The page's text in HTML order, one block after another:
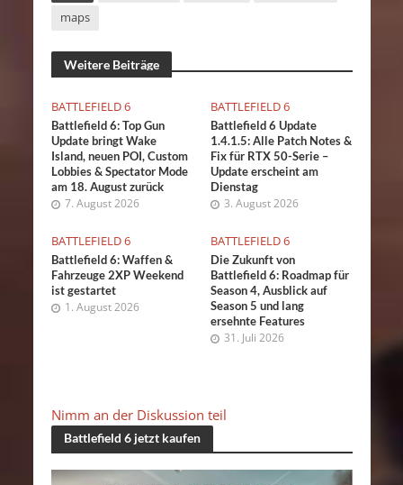
maps
Weitere Beiträge
BATTLEFIELD 6
Battlefield 6: Top Gun
Update bringt Wake
Island, neuen POI, Custom
Lobbies & Spectator Mode
am 18. August zurück
7. August 2026
BATTLEFIELD 6
Battlefield 6 Update
1.4.1.5: Alle Patch Notes &
Fix für RTX 50-Serie –
Update erscheint am
Dienstag
3. August 2026
BATTLEFIELD 6
Battlefield 6: Waffen &
Fahrzeuge 2XP Weekend
ist gestartet
1. August 2026
BATTLEFIELD 6
Die Zukunft von
Battlefield 6: Roadmap für
Season 4, Ausblick auf
Season 5 und lang
ersehnte Features
31. Juli 2026
Nimm an der Diskussion teil
Battlefield 6 jetzt kaufen